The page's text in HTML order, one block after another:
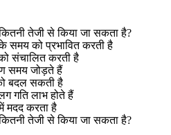
कितनी तेजी से किया जा सकता है?
समय को प्रभावित करती है
संचालित करती है
समय जोड़ते हैं
बदल सकती है
गति लाभ होते हैं
मदद करता है
कितनी तेजी से किया जा सकता है?